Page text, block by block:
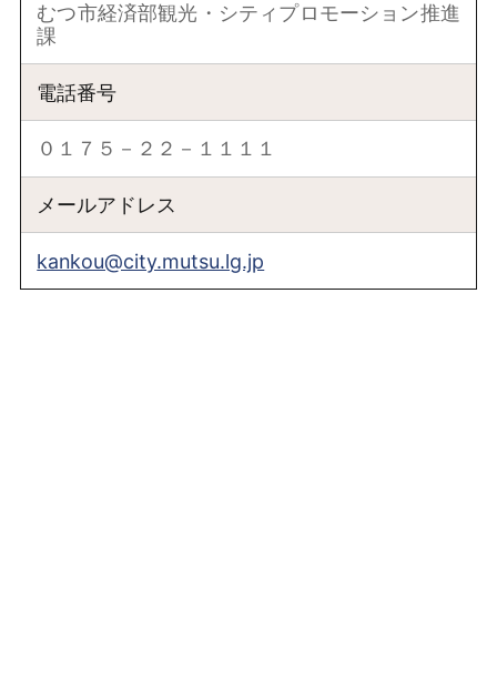
むつ市経済部観光・シティプロモーション推進
課
電話番号
０１７５－２２－１１１１
メールアドレス
kankou@city.mutsu.lg.jp